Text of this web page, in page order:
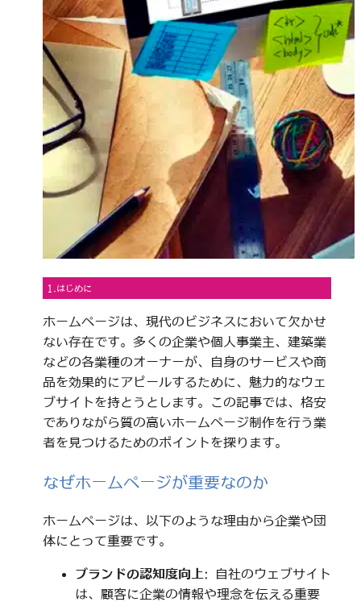
1.はじめに
ホームページは、現代のビジネスにおいて欠かせ
ない存在です。多くの企業や個人事業主、建築業
などの各業種のオーナーが、自身のサービスや商
品を効果的にアピールするために、魅力的なウェ
ブサイトを持とうとします。この記事では、格安
でありながら質の高いホームページ制作を行う業
者を見つけるためのポイントを探ります。
なぜホームページが重要なのか
ホームページは、以下のような理由から企業や団
体にとって重要です。
ブランドの認知度向上: 自社のウェブサイト
は、顧客に企業の情報や理念を伝える重要